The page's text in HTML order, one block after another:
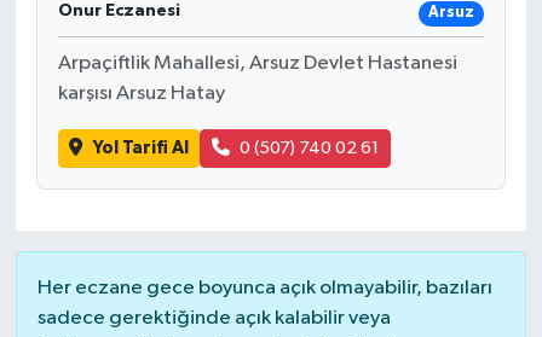
Onur Eczanesi Arsuz
Arpaçiftlik Mahallesi, Arsuz Devlet Hastanesi
karşısı Arsuz Hatay
Yol Tarifi Al 0 (507) 740 02 61
Her eczane gece boyunca açık olmayabilir, bazıları
sadece gerektiğinde açık kalabilir veya